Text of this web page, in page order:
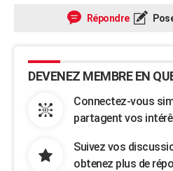
Répondre
DEVENEZ MEMBRE EN
Connectez-vous
partagent vos
Suivez vos
obtenez plus de